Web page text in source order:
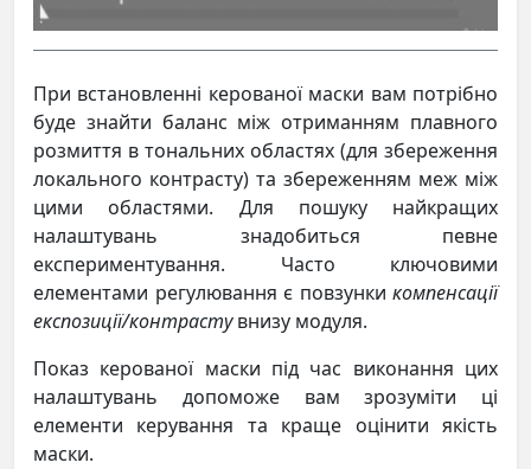
При встановленні керованої маски вам потрібно
буде знайти баланс між отриманням плавного
розмиття в тональних областях (для збереження
локального контрасту) та збереженням меж між
цими областями. Для пошуку найкращих
налаштувань знадобиться певне
експериментування. Часто ключовими
елементами регулювання є повзунки компенсації
експозиції/контрастувнизу модуля.
Показ керованої маски під час виконання цих
налаштувань допоможе вам зрозуміти ці
елементи керування та краще оцінити якість
маски.